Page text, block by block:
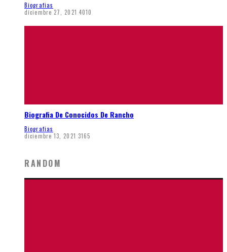
Biografias
diciembre 27, 2021 4010
Biografia De Conocidos De Rancho
Biografias
diciembre 13, 2021 3165
RANDOM